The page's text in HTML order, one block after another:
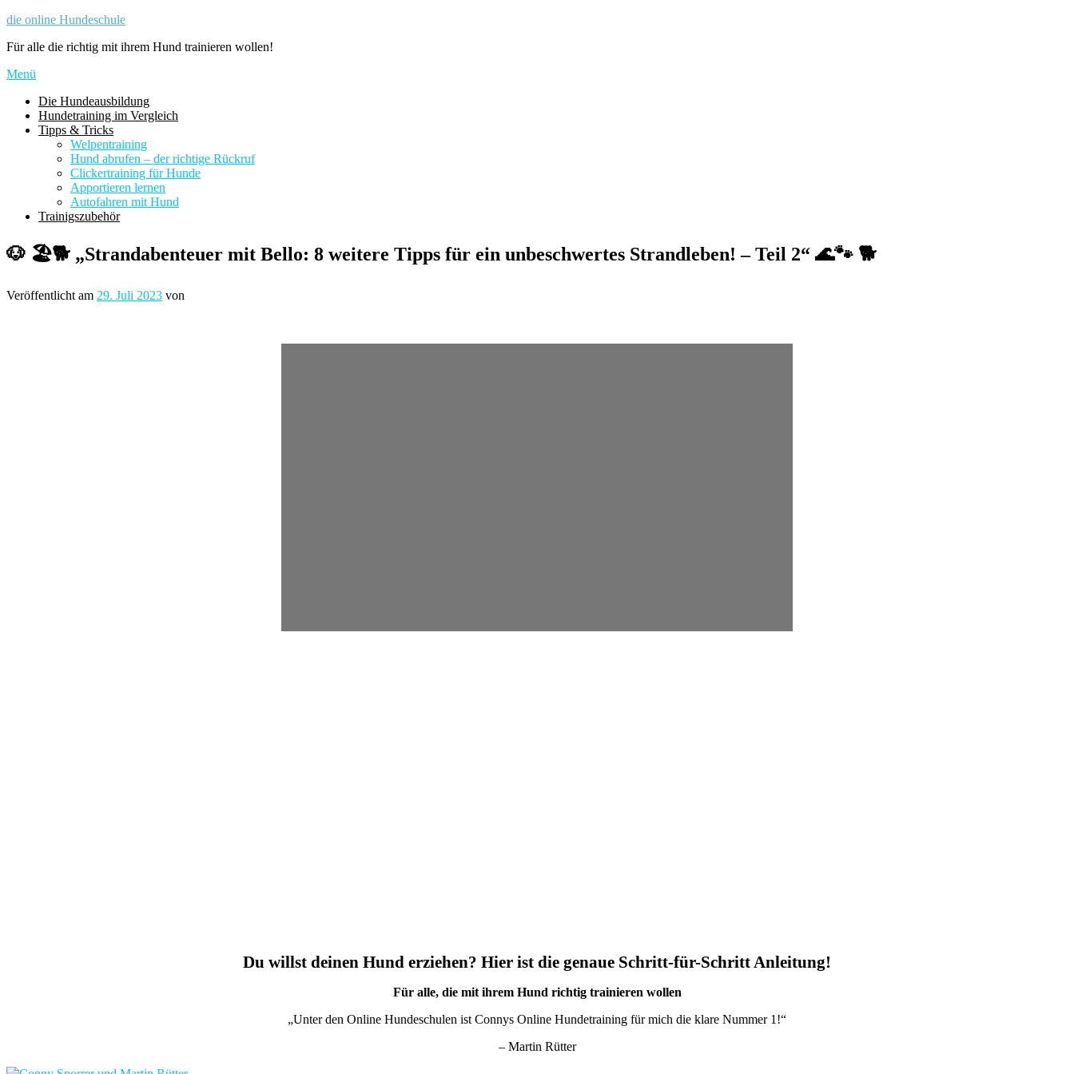
Zum
springen
die online Hundeschule
Für alle die richtig mit ihrem Hund trainieren wollen!
Menü
Die Hundeausbildung
Hundetraining im Vergleich
Tipps & Tricks
Welpentraining
Hund abrufen – der richtige Rückruf
Clickertraining für Hunde
Apportieren lernen
Autofahren mit Hund
Trainigszubehör
🐶 🏖️🐕 „Strandabenteuer mit Bello: 8 weitere Tipps für ein unbeschwertes Strandleben! – Teil 2“ 🌊🐾 🐕
Veröffentlicht am 29. Juli 2023 von
Du willst deinen Hund erziehen? Hier ist die genaue Schritt-für-Schritt Anleitung!
Für alle, die mit ihrem Hund richtig trainieren wollen
„Unter den Online Hundeschulen ist Connys Online Hundetraining für mich die klare Nummer 1!“
– Martin Rütter